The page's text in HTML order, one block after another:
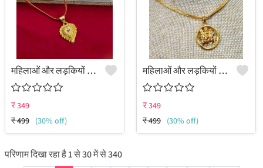
महिलाओं और लड़कियों के लिए पेंडेंट का सेट
₹349
₹499 (30% off)
महिलाओं और लड़कियों के लिए पेंडेंट का सेट
₹349
₹499 (30% off)
परिणाम दिखा रहा है1से30में से340